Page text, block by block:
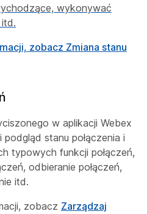
wykonywać
zobacz Zmiana stanu
w aplikacji Webex
stanu połączenia i
typowych funkcji połączeń,
odbieranie połączeń,
itd.
zobacz Zarządzaj